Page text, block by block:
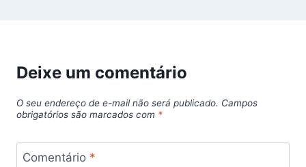
Deixe um comentário
O seu endereço de e-mail não será publicado. Campos
obrigatórios são marcados com *
Comentário *